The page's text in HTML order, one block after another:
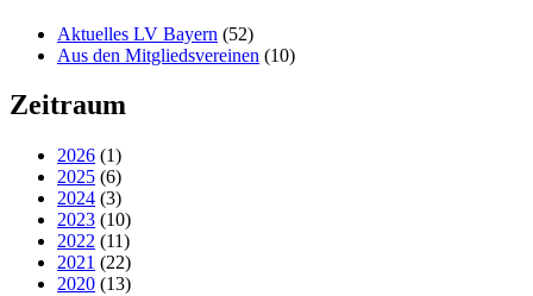
Aktuelles LV Bayern (52)
Aus den Mitgliedsvereinen (10)
Zeitraum
2026 (1)
2025 (6)
2024 (3)
2023 (10)
2022 (11)
2021 (22)
2020 (13)